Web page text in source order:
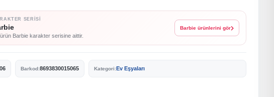
SERISI
Barbie karakter serisine aittir.
Barbie ürünlerini gör
Barkod:8693830015065 Kategori:Ev Eşyaları